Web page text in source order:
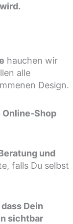
hauchen wir
alle
Design.
Online-Shop
und
falls Du selbst
Dein
sichtbar